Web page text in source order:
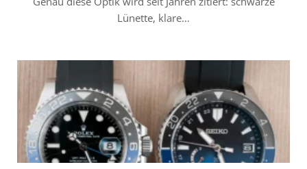
Lünette, klare…